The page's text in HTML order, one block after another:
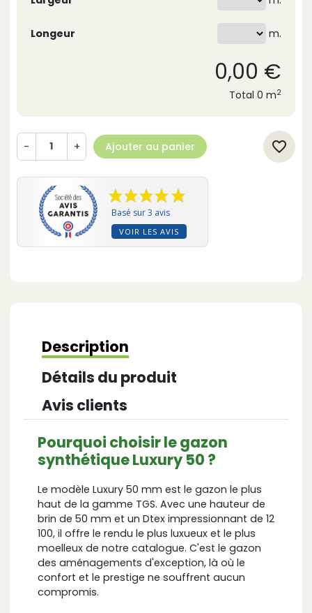
Longeur m.
0,00 €
Total 0 m2
- + Ajouter au panier favorite_border
Basé sur 3 avis
VOIR LES AVIS
Description
Détails du produit
Avis clients
Pourquoi choisir le gazon
synthétique Luxury 50 ?
Le modèle Luxury 50 mm est le gazon le plus
haut de la gamme TGS. Avec une hauteur de
brin de 50 mm et un Dtex impressionnant de 12
100, il offre le rendu le plus luxueux et le plus
moelleux de notre catalogue. C'est le gazon
des aménagements d'exception, là où le
confort et le prestige ne souffrent aucun
compromis.